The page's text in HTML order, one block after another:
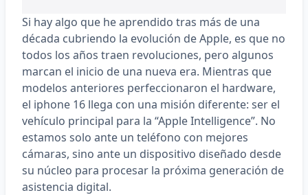
Si hay algo que he aprendido tras más de una
década cubriendo la evolución de Apple, es que no
todos los años traen revoluciones, pero algunos
marcan el inicio de una nueva era. Mientras que
modelos anteriores perfeccionaron el hardware,
el iphone 16 llega con una misión diferente: ser el
vehículo principal para la “Apple Intelligence”. No
estamos solo ante un teléfono con mejores
cámaras, sino ante un dispositivo diseñado desde
su núcleo para procesar la próxima generación de
asistencia digital.